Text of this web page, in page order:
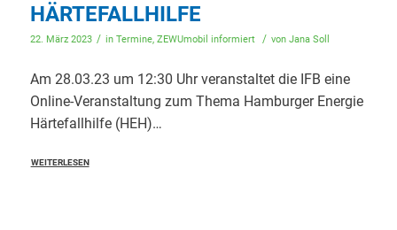
HÄRTEFALLHILFE
22. März 2023 / in Termine, ZEWUmobil informiert / von Jana Soll
Am 28.03.23 um 12:30 Uhr veranstaltet die IFB eine
Online-Veranstaltung zum Thema Hamburger Energie
Härtefallhilfe (HEH)…
WEITERLESEN